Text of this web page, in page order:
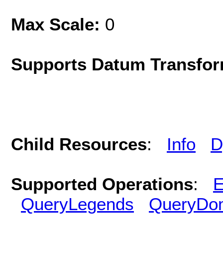
Max Scale: 0
Supports Datum
Child Resources: Info
Supported Operations:
QueryLegends